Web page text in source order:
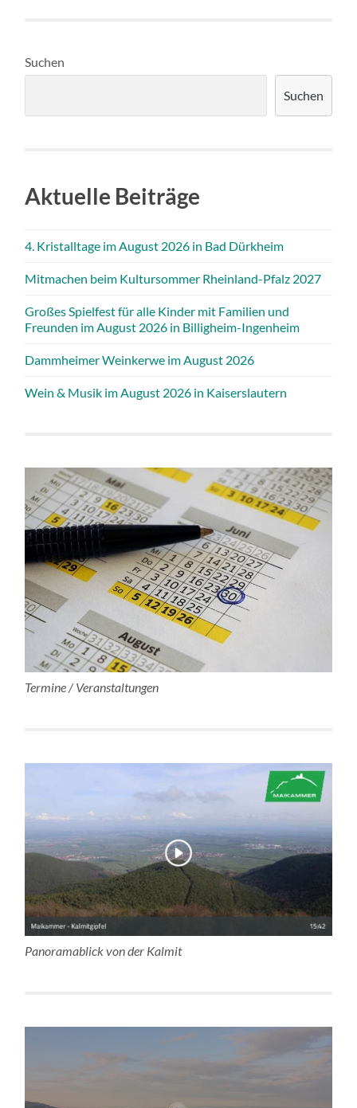
Suchen
Suchen
Aktuelle Beiträge
4. Kristalltage im August 2026 in Bad Dürkheim
Mitmachen beim Kultursommer Rheinland-Pfalz 2027
Großes Spielfest für alle Kinder mit Familien und
Freunden im August 2026 in Billigheim-Ingenheim
Dammheimer Weinkerwe im August 2026
Wein & Musik im August 2026 in Kaiserslautern
Termine / Veranstaltungen
Panoramablick von der Kalmit